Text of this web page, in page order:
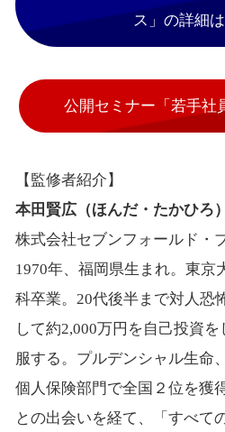
ス」の詳細
公開セミナー「若手社
【監修者紹介】
本田賢広（ほんだ・たかひろ）
株式会社セブンフォールド・
1970年、福岡県生まれ。東京
科卒業。20代後半まで対人恐
して約2,000万円を自己投資
服する。プルデンシャル生命
個人保険部門で全国２位を獲
との出会いを経て、「すべて